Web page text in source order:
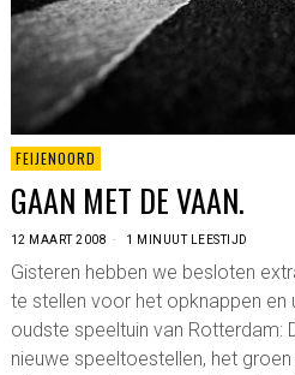
FEIJENOORD
GAAN MET DE VAAN.
12 MAART 2008 1 MINUUT LEESTIJD
Gisteren hebben we besloten
te stellen voor het opknappen en
oudste speeltuin van Rotterdam:
nieuwe speeltoestellen, het